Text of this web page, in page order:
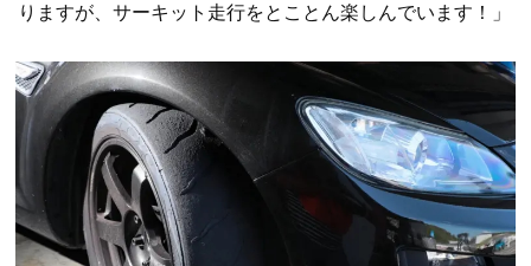
りますが、サーキット走行をとことん楽しんでいます！」